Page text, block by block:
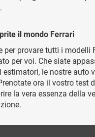
il mondo Ferrari
per provare tutti i modelli
per voi. Che siate
estimatori, le nostre auto
ora il vostro test
la vera essenza della